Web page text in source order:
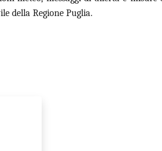
della Regione Puglia.